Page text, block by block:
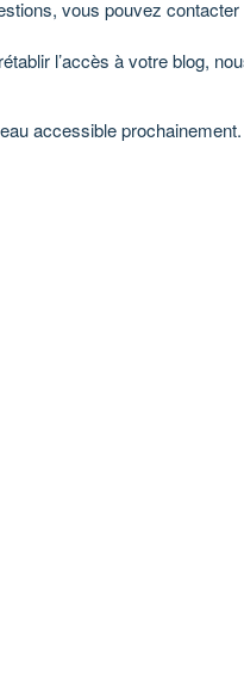
vous pouvez contacter
l’accès à votre blog,
accessible